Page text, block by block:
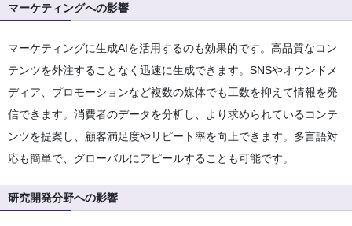
マーケティングへの影響
マーケティングに生成AIを活用するのも効果的です。高品質なコン
テンツを外注することなく迅速に生成できます。SNSやオウンドメ
ディア、プロモーションなど複数の媒体でも工数を抑えて情報を発
信できます。消費者のデータを分析し、より求められているコンテ
ンツを提案し、顧客満足度やリピート率を向上できます。多言語対
応も簡単で、グローバルにアピールすることも可能です。
研究開発分野への影響